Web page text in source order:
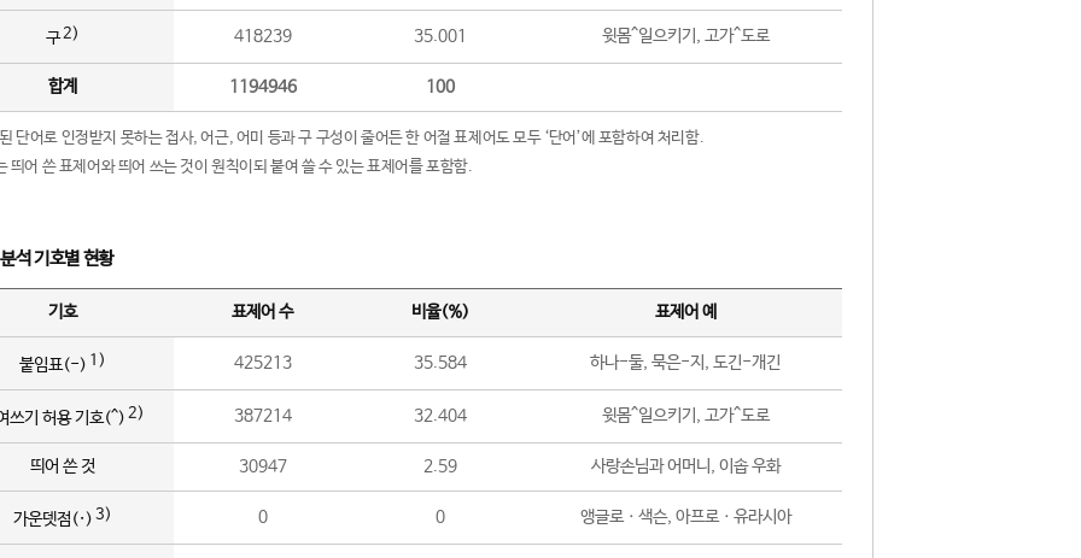
구2) 418239 35.001 윗몸^일으키기, 고가^도로
합계 1194946 100
단어로 인정받지 못하는 접사, 어근, 어미 등과 구 구성이 줄어든 한 어절 표제어도 모두 ‘단어’에 포함하여 처리함.
띄어 쓴 표제어와 띄어 쓰는 것이 원칙이되 붙여 쓸 수 있는 표제어를 포함함.
석 기호별 현황
기호 표제어 수 비율(%) 표제어 예
붙임표(-) 1) 425213 35.584 하나-둘, 묵은-지, 도긴-개긴
쓰기 허용 기호(^) 2) 387214 32.404 윗몸^일으키기, 고가^도로
띄어 쓴 것 30947 2.59 사랑손님과 어머니, 이솝 우화
가운뎃점(·) 3) 0 0 앵글로ㆍ색슨, 아프로ㆍ유라시아